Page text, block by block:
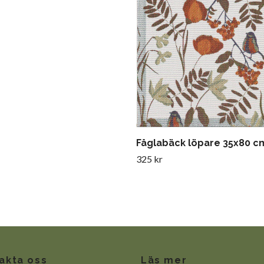
Fåglabäck löpare 35x80
325 kr
oss Läs mer